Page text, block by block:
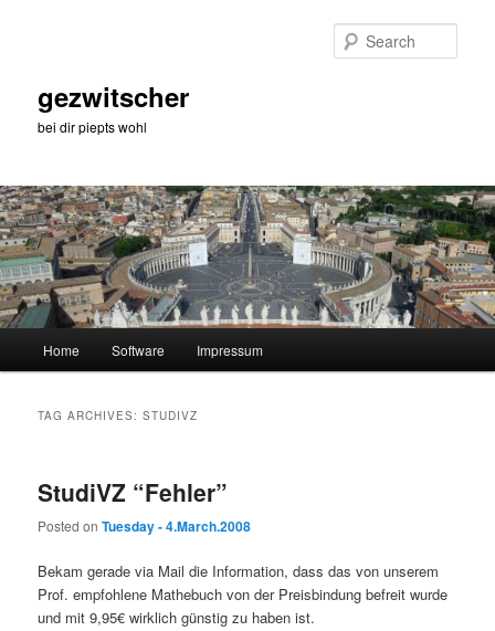
gezwitscher
bei dir piepts wohl
Home Software Impressum
TAG ARCHIVES:STUDIVZ
StudiVZ “Fehler”
Posted onTuesday - 4.March.2008
Bekam gerade via Mail die Information, dass das von unserem
Prof. empfohlene Mathebuch von der Preisbindung befreit wurde
und mit 9,95€ wirklich günstig zu haben ist.